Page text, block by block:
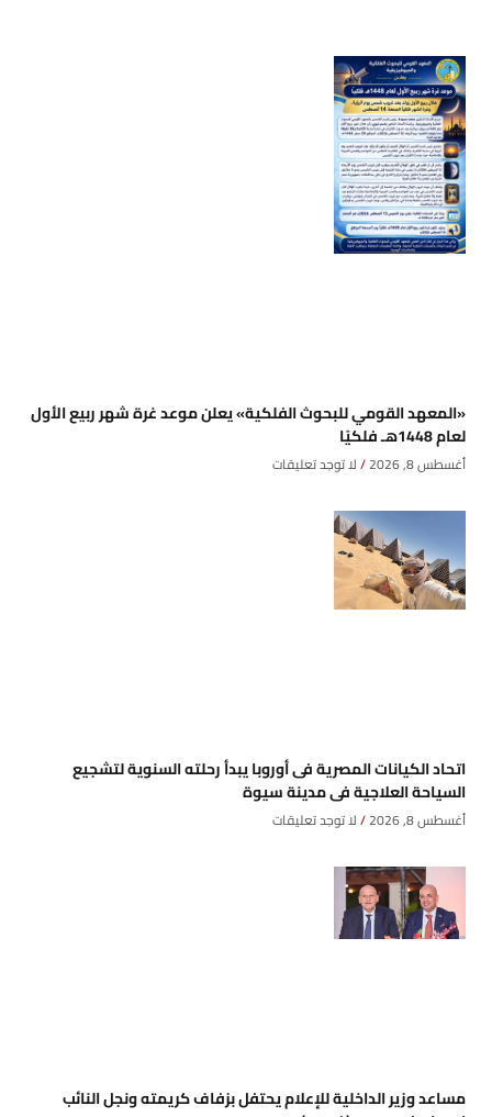
«المعهد القومي للبحوث الفلكية» يعلن موعد غرة شهر ربيع الأول
لعام 1448هـ فلكيًا
أغسطس 8, 2026 لا توجد تعليقات
اتحاد الكيانات المصرية فى أوروبا يبدأ رحلته السنوية لتشجيع
السياحة العلاجية فى مدينة سيوة
أغسطس 8, 2026 لا توجد تعليقات
مساعد وزير الداخلية للإعلام يحتفل بزفاف كريمته ونجل النائب